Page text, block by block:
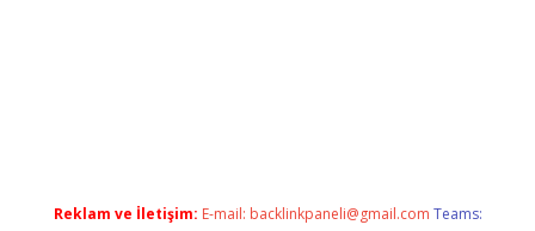
Reklam ve İletişim: E-mail: backlinkpaneli@gmail.com Teams: